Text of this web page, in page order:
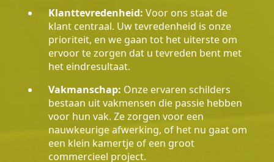
Klanttevredenheid: Voor ons staat de
klant centraal. Uw tevredenheid is onze
prioriteit, en we gaan tot het uiterste om
ervoor te zorgen dat u tevreden bent met
het eindresultaat.
Vakmanschap: Onze ervaren schilders
bestaan uit vakmensen die passie hebben
voor hun vak. Ze zorgen voor een
nauwkeurige afwerking, of het nu gaat om
een klein kamertje of een groot
commercieel project.